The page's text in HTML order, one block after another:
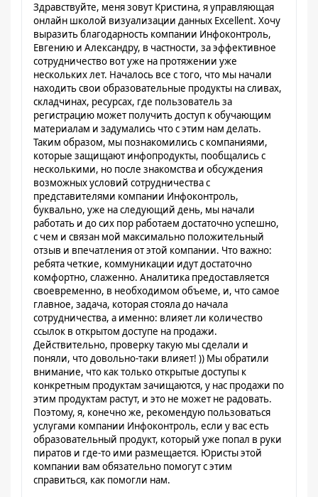
Здравствуйте, меня зовут Кристина, я управляющая
онлайн школой визуализации данных Excellent. Хочу
выразить благодарность компании Инфоконтроль,
Евгению и Александру, в частности, за эффективное
сотрудничество вот уже на протяжении уже
нескольких лет. Началось все с того, что мы начали
находить свои образовательные продукты на сливах,
складчинах, ресурсах, где пользователь за
регистрацию может получить доступ к обучающим
материалам и задумались что с этим нам делать.
Таким образом, мы познакомились с компаниями,
которые защищают инфопродукты, пообщались с
несколькими, но после знакомства и обсуждения
возможных условий сотрудничества с
представителями компании Инфоконтроль,
буквально, уже на следующий день, мы начали
работать и до сих пор работаем достаточно успешно,
с чем и связан мой максимально положительный
отзыв и впечатления от этой компании. Что важно:
ребята четкие, коммуникации идут достаточно
комфортно, слаженно. Аналитика предоставляется
своевременно, в необходимом объеме, и, что самое
главное, задача, которая стояла до начала
сотрудничества, а именно: влияет ли количество
ссылок в открытом доступе на продажи.
Действительно, проверку такую мы сделали и
поняли, что довольно-таки влияет! )) Мы обратили
внимание, что как только открытые доступы к
конкретным продуктам зачищаются, у нас продажи по
этим продуктам растут, и это не может не радовать.
Поэтому, я, конечно же, рекомендую пользоваться
услугами компании Инфоконтроль, если у вас есть
образовательный продукт, который уже попал в руки
пиратов и где-то ими размещается. Юристы этой
компании вам обязательно помогут с этим
справиться, как помогли нам.